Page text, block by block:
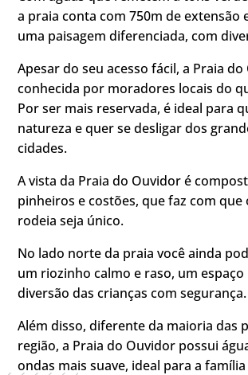
a praia conta com 750m de extensão
uma paisagem diferenciada, com
Apesar do seu acesso fácil, a Praia
conhecida por moradores locais do
Por ser mais reservada, é ideal para
natureza e quer se desligar dos
cidades.
A vista da Praia do Ouvidor é
pinheiros e costões, que faz com que
rodeia seja único.
No lado norte da praia você ainda
um riozinho calmo e raso, um
diversão das crianças com segurança.
Além disso, diferente da maioria das
região, a Praia do Ouvidor possui
ondas mais suave, ideal para a